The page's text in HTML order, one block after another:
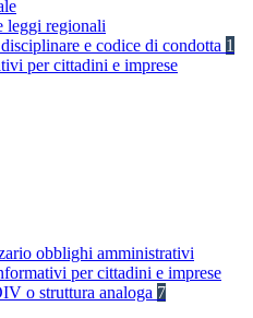
leggi regionali
e codice di condotta 1
per cittadini e imprese
obblighi amministrativi
per cittadini e imprese
o struttura analoga 7